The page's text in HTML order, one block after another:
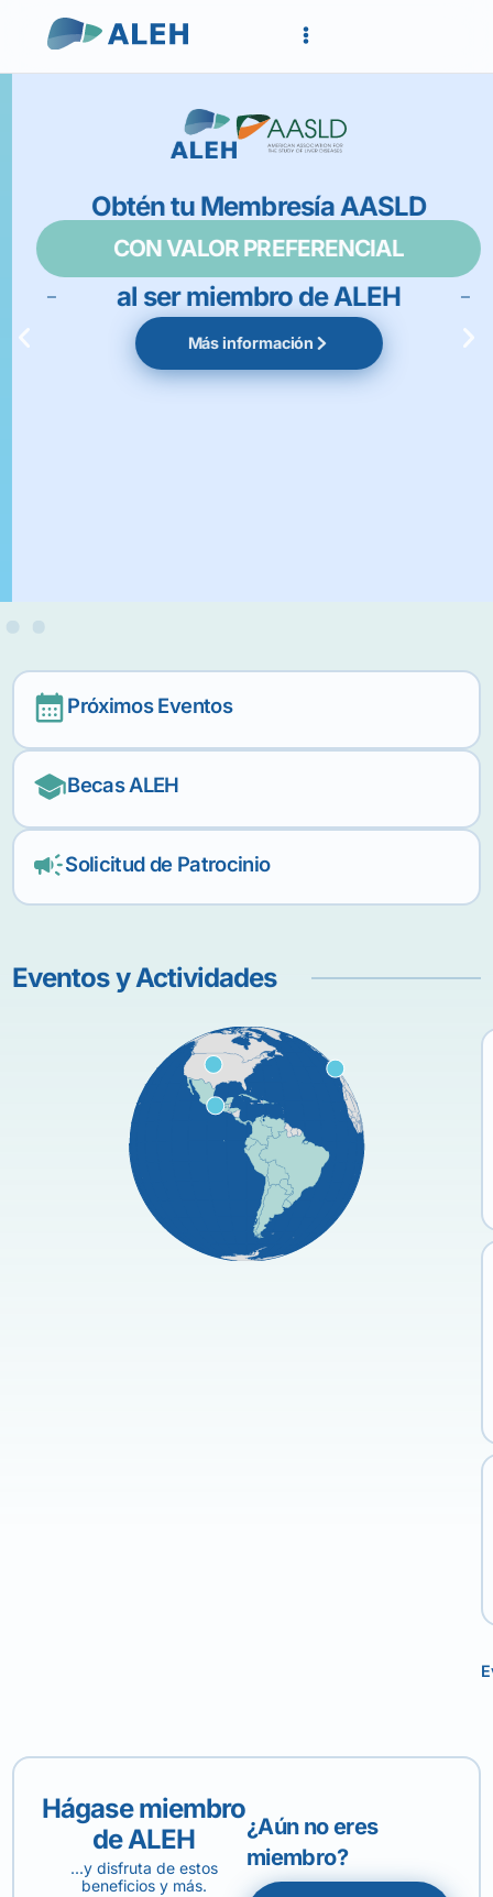
Obtén tu Membresía AASLD
CON VALOR PREFERENCIAL
al ser miembro de ALEH
Más información
Próximos Eventos
Becas ALEH
Solicitud de Patrocinio
Eventos y Actividades
Hágase miembro
de ALEH
...y disfruta de estos
beneficios y más.
¿Aún no eres
miembro?